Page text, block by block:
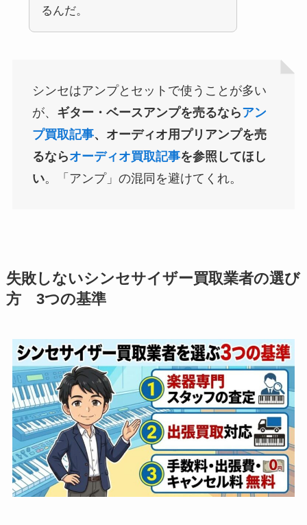
るんだ。
シンセはアンプとセットで使うことが多い
が、 ギター・ベースアンプを売るならアン
プ買取記事、オーディオ用プリアンプを売
るならオーディオ買取記事を参照してほし
い。「アンプ」の混同を避けてくれ。
失敗しないシンセサイザー買取業者の選び
方 3つの基準